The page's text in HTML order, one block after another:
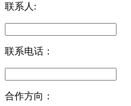
联系人:
联系电话：
合作方向：